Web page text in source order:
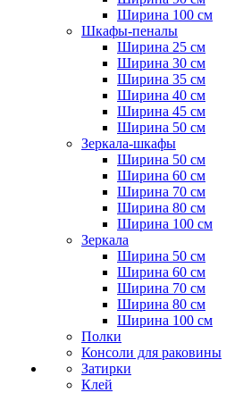
Ширина 100 см
Шкафы-пеналы
Ширина 25 см
Ширина 30 см
Ширина 35 см
Ширина 40 см
Ширина 45 см
Ширина 50 см
Зеркала-шкафы
Ширина 50 см
Ширина 60 см
Ширина 70 см
Ширина 80 см
Ширина 100 см
Зеркала
Ширина 50 см
Ширина 60 см
Ширина 70 см
Ширина 80 см
Ширина 100 см
Полки
Консоли для раковины
Затирки
Клей